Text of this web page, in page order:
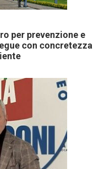
per prevenzione e
con concretezza